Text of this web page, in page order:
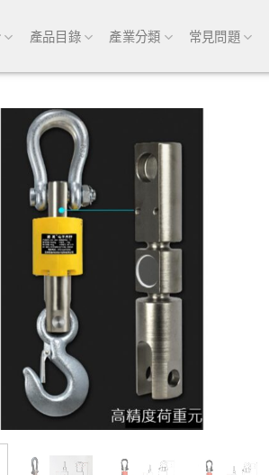
產品目錄 產業分類 常見問題